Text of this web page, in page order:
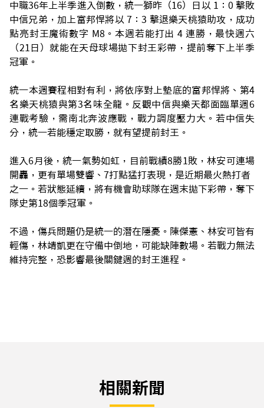
中職36年上半季進入倒數，統一獅昨（16）日以 1：0 擊敗
中信兄弟，加上富邦悍將以 7：3 擊退樂天桃猿助攻，成功
點亮封王魔術數字 M8。本週若能打出 4 連勝，最快週六
（21日）就能在天母球場拋下封王彩帶，提前奪下上半季
冠軍。
統一本週賽程相對有利，將依序對上墊底的富邦悍將、第4
名樂天桃猿與第3名味全龍。反觀中信與樂天都面臨單週6
連戰考驗，需南北奔波應戰，戰力調度壓力大。若中信失
分，統一若能穩定取勝，就有望提前封王。
進入6月後，統一氣勢如虹，目前戰績8勝1敗，林安可連場
開轟，更有單場雙響、7打點猛打表現，是近期最火熱打者
之一。若狀態延續，將有機會助球隊在週末拋下彩帶，奪下
隊史第18個季冠軍。
不過，傷兵問題仍是統一的潛在隱憂。陳傑憲、林安可皆有
輕傷，林靖凱更在守備中倒地，可能缺陣數場。若戰力無法
維持完整，恐影響最後關鍵週的封王進程。
相關新聞